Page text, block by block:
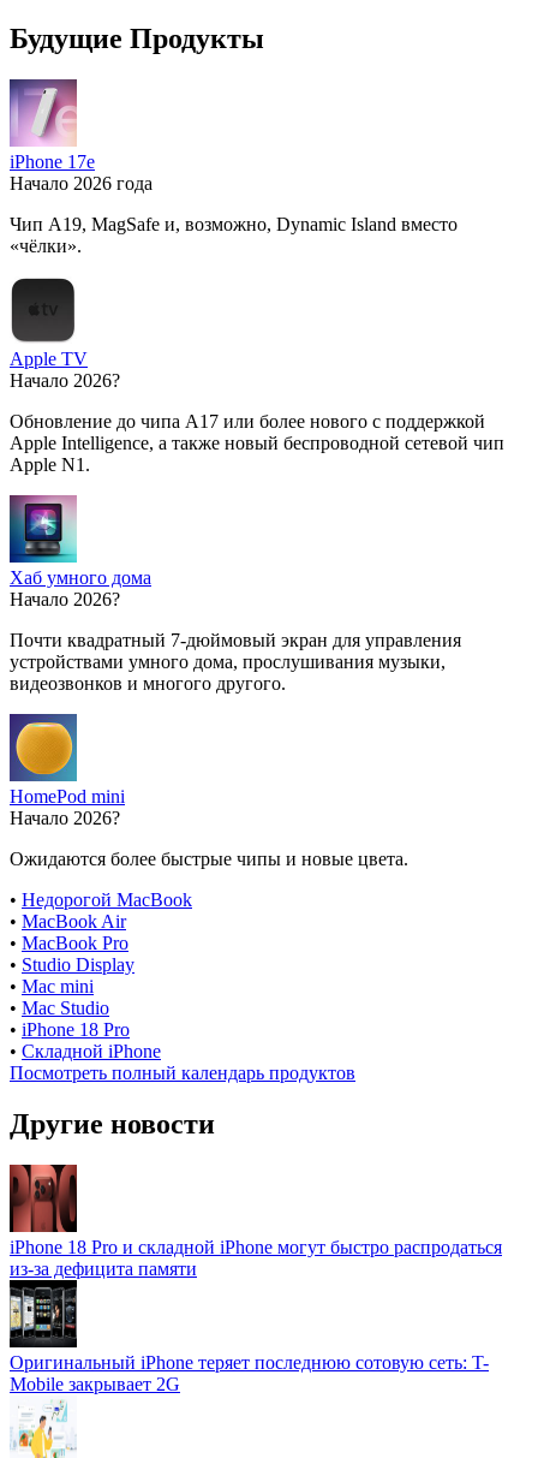
Будущие Продукты
iPhone 17e
Начало 2026 года
Чип A19, MagSafe и, возможно, Dynamic Island вместо
«чёлки».
Apple TV
Начало 2026?
Обновление до чипа A17 или более нового с поддержкой
Apple Intelligence, а также новый беспроводной сетевой чип
Apple N1.
Хаб умного дома
Начало 2026?
Почти квадратный 7-дюймовый экран для управления
устройствами умного дома, прослушивания музыки,
видеозвонков и многого другого.
HomePod mini
Начало 2026?
Ожидаются более быстрые чипы и новые цвета.
• Недорогой MacBook
• MacBook Air
• MacBook Pro
• Studio Display
• Mac mini
• Mac Studio
• iPhone 18 Pro
• Складной iPhone
Посмотреть полный календарь продуктов
Другие новости
iPhone 18 Pro и складной iPhone могут быстро распродаться
из-за дефицита памяти
Оригинальный iPhone теряет последнюю сотовую сеть: T-
Mobile закрывает 2G